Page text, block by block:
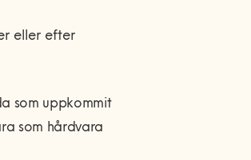
eller efter
som uppkommit
som hårdvara